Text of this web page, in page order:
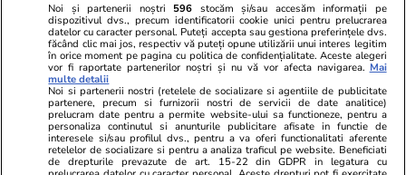
Semnele deshidratării și cum să
o previi
Lifestyle 17 iul.
Noi și partenerii noștri 596 stocăm și/sau accesăm informații pe
dispozitivul dvs., precum identificatorii cookie unici pentru prelucrarea
datelor cu caracter personal. Puteți accepta sau gestiona preferințele dvs.
făcând clic mai jos, respectiv vă puteți opune utilizării unui interes legitim
în orice moment pe pagina cu politica de confidențialitate. Aceste alegeri
vor fi raportate partenerilor noștri și nu vă vor afecta navigarea. Mai
multe detalii
Noi si partenerii nostri (retelele de socializare si agentiile de publicitate
partenere, precum si furnizorii nostri de servicii de date analitice)
prelucram date pentru a permite website-ului sa functioneze, pentru a
personaliza continutul si anunturile publicitare afisate in functie de
interesele si/sau profilul dvs., pentru a va oferi functionalitati aferente
retelelor de socializare si pentru a analiza traficul pe website. Beneficiati
de drepturile prevazute de art. 15-22 din GDPR in legatura cu